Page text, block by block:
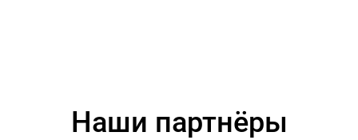
Наши партнёры